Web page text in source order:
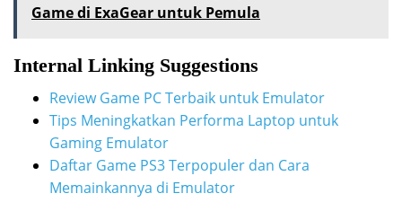
Game di ExaGear untuk Pemula
Internal Linking Suggestions
Review Game PC Terbaik untuk Emulator
Tips Meningkatkan Performa Laptop untuk
Gaming Emulator
Daftar Game PS3 Terpopuler dan Cara
Memainkannya di Emulator